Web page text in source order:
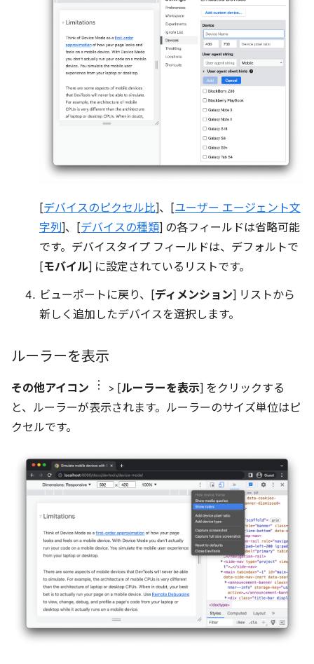
[デバイスのピクセル比]、[ユーザー エージェント文
字列]、[デバイスの種類] の各フィールドは省略可能
です。デバイスタイプ フィールドは、デフォルトで
[モバイル] に設定されているリストです。
ビューポートに戻り、[ディメンション] リストから
新しく追加したデバイスを選択します。
ルーラーを表示
その他アイコン > [ルーラーを表示] をクリックする
と、ルーラーが表示されます。ルーラーのサイズ単位はピ
クセルです。